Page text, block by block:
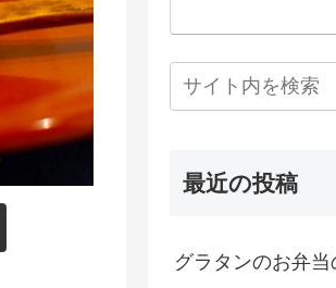
最近の投稿
グラタンのお弁